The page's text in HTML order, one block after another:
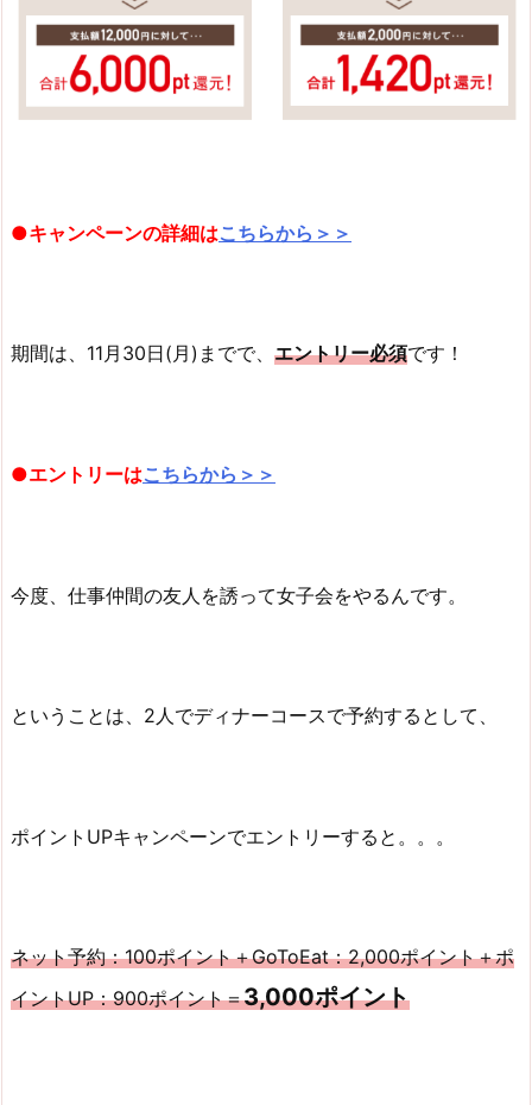
●キャンペーンの詳細はこちらから＞＞
期間は、11月30日(月)までで、 エントリー必須です！
●エントリーはこちらから＞＞
今度、仕事仲間の友人を誘って女子会をやるんです。
ということは、2人でディナーコースで予約するとして、
ポイントUPキャンペーンでエントリーすると。。。
ネット予約：100ポイント＋GoToEat：2,000ポイント＋ポ
イントUP：900ポイント＝3,000ポイント